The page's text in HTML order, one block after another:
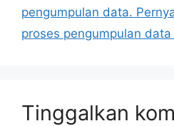
pengumpulan data.
proses pengumpulan
Tinggalkan